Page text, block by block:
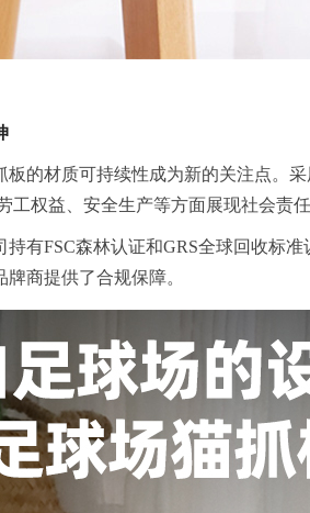
板的材质可持续性成为新的关注点。
工权益、安全生产等方面展现社会责
有FSC森林认证和GRS全球回收标
商提供了合规保障。